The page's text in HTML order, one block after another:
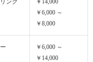
ング
￥14,000
￥6,000 ～
￥8,000
￥6,000 ～
￥14,000